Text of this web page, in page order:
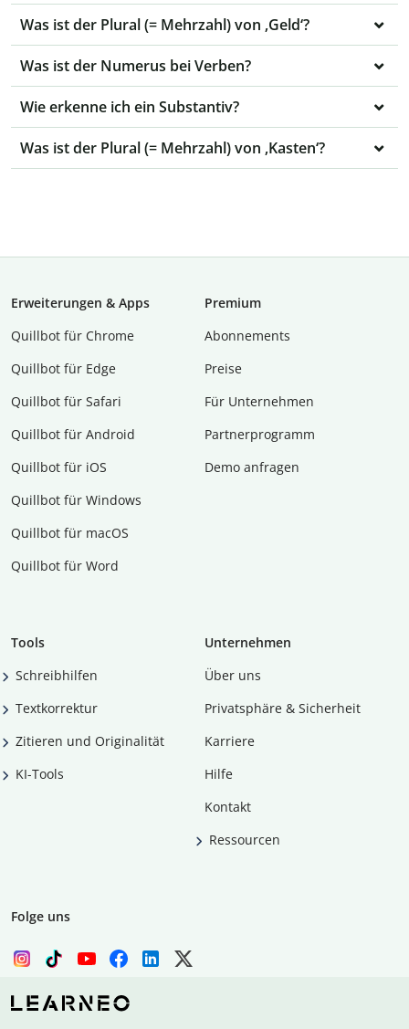
Was ist der Plural (= Mehrzahl) von ‚Geld‘?
Was ist der Numerus bei Verben?
Wie erkenne ich ein Substantiv?
Was ist der Plural (= Mehrzahl) von ‚Kasten‘?
Erweiterungen & Apps
Quillbot für Chrome
Quillbot für Edge
Quillbot für Safari
Quillbot für Android
Quillbot für iOS
Quillbot für Windows
Quillbot für macOS
Quillbot für Word
Premium
Abon­ne­ments
Preise
Für Unternehmen
Partnerprogramm
Demo anfragen
Tools
Schreibhilfen
Textkorrektur
Zitieren und Originalität
KI-Tools
Unternehmen
Über uns
Privatsphäre & Sicherheit
Karriere
Hilfe
Kontakt
Ressourcen
Folge uns